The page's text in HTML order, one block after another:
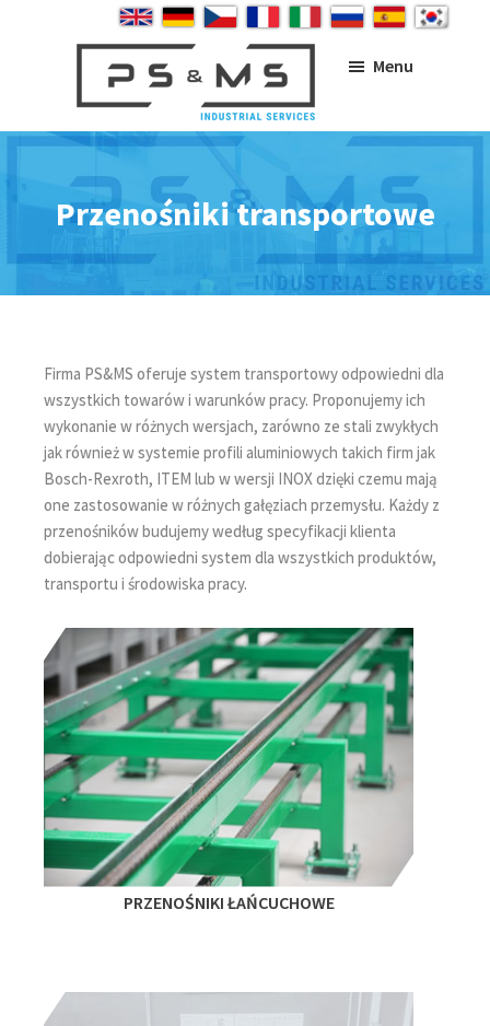
PS&MS
Menu
Przenośniki transportowe
Firma PS&MS oferuje system transportowy odpowiedni dla
wszystkich towarów i warunków pracy. Proponujemy ich
wykonanie w różnych wersjach, zarówno ze stali zwykłych
jak również w systemie profili aluminiowych takich firm jak
Bosch-Rexroth, ITEM lub w wersji INOX dzięki czemu mają
one zastosowanie w różnych gałęziach przemysłu. Każdy z
przenośników budujemy według specyfikacji klienta
dobierając odpowiedni system dla wszystkich produktów,
transportu i środowiska pracy.
PRZENOŚNIKI ŁAŃCUCHOWE